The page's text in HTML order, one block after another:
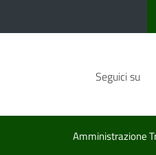
Seguici su
Amministrazione